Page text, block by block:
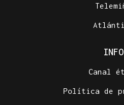
INFO
Canal
Política de